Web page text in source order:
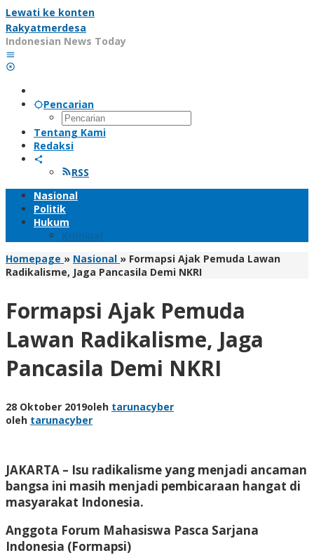
Lewati ke konten
Rakyatmerdesa
Indonesian News Today
Pencarian
Tentang Kami
Redaksi
RSS
Nasional
Politik
Hukum
Kriminal
Homepage » Nasional » Formapsi Ajak Pemuda Lawan
Radikalisme, Jaga Pancasila Demi NKRI
Formapsi Ajak Pemuda
Lawan Radikalisme, Jaga
Pancasila Demi NKRI
28 Oktober 2019oleh tarunacyber
oleh tarunacyber
JAKARTA – Isu radikalisme yang menjadi ancaman
bangsa ini masih menjadi pembicaraan hangat di
masyarakat Indonesia.
Anggota Forum Mahasiswa Pasca Sarjana
Indonesia (Formapsi)